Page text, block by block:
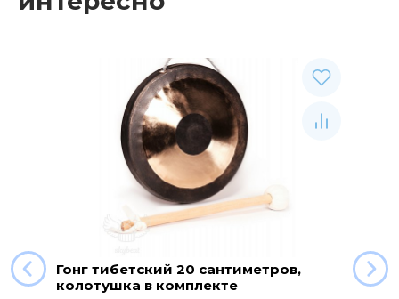
Гонг тибетский 20 сантиметров,
колотушка в комплекте